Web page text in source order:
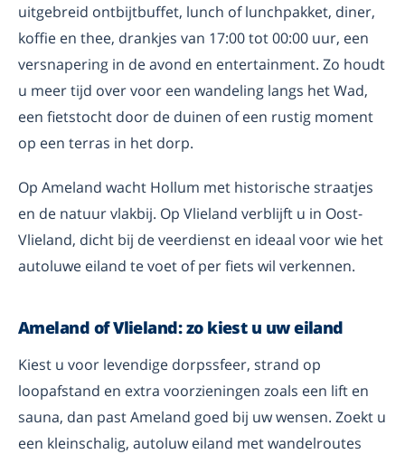
uitgebreid ontbijtbuffet, lunch of lunchpakket, diner,
koffie en thee, drankjes van 17:00 tot 00:00 uur, een
versnapering in de avond en entertainment. Zo houdt
u meer tijd over voor een wandeling langs het Wad,
een fietstocht door de duinen of een rustig moment
op een terras in het dorp.
Op Ameland wacht Hollum met historische straatjes
en de natuur vlakbij. Op Vlieland verblijft u in Oost-
Vlieland, dicht bij de veerdienst en ideaal voor wie het
autoluwe eiland te voet of per fiets wil verkennen.
Ameland of Vlieland: zo kiest u uw eiland
Kiest u voor levendige dorpssfeer, strand op
loopafstand en extra voorzieningen zoals een lift en
sauna, dan past Ameland goed bij uw wensen. Zoekt u
een kleinschalig, autoluw eiland met wandelroutes